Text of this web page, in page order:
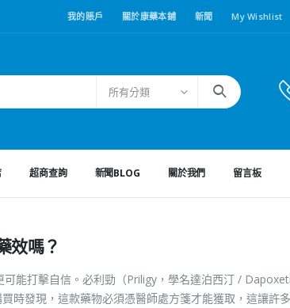
我的賬戶 關於康藥本鋪 新聞 My Wishlist
所有分類
超商查詢 新聞BLOG 關於我們 留言板
效嗎？
能打擊自信。必利勁（Priligy，學名達泊西汀 /
時發現，這款藥物必須憑醫師處方箋才能獲取，這讓許